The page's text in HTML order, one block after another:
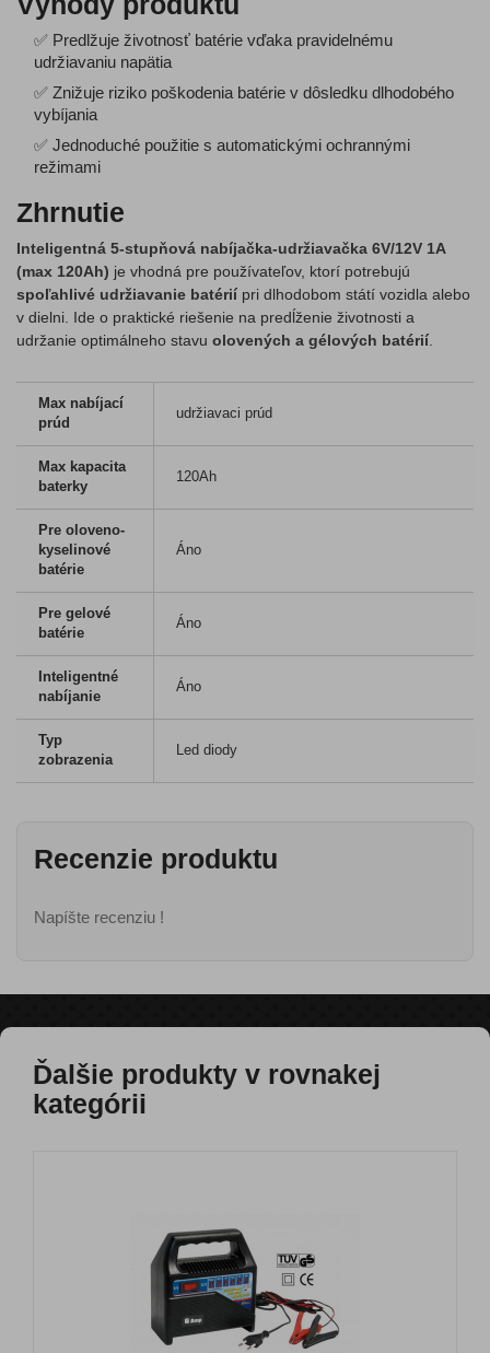
✅ Predlžuje životnosť batérie vďaka pravidelnému
udržiavaniu napätia
✅ Znižuje riziko poškodenia batérie v dôsledku dlhodobého
vybíjania
✅ Jednoduché použitie s automatickými ochrannými
režimami
Zhrnutie
Inteligentná 5-stupňová nabíjačka-udržiavačka 6V/12V 1A
(max 120Ah) je vhodná pre používateľov, ktorí potrebujú
spoľahlivé udržiavanie batérií pri dlhodobom státí vozidla alebo
v dielni. Ide o praktické riešenie na predĺženie životnosti a
udržanie optimálneho stavu olovených a gélových batérií
Max nabíjací
prúd
udržiavaci prúd
Max kapacita
baterky
120Ah
Pre oloveno-
kyselinové
batérie
Áno
Pre gelové
batérie
Áno
Inteligentné
nabíjanie
Áno
Typ
zobrazenia
Led diody
Recenzie produktu
Napíšte recenziu !
Ďalšie produkty v rovnakej
kategórii